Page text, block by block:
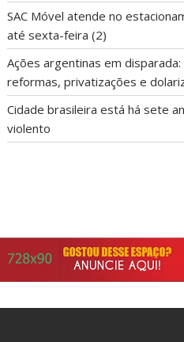
SAC Móvel atende no
até sexta-feira (2)
Ações argentinas em
reformas, privatizações e
Cidade brasileira está há sete
violento